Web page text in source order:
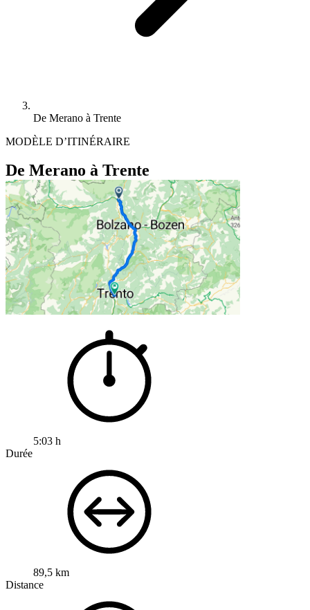
De Merano à Trente
MODÈLE D’ITINÉRAIRE
De Merano à Trente
5:03 h
Durée
89,5 km
Distance